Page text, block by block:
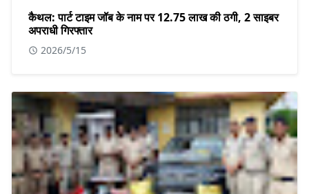
कैथल: पार्ट टाइम जॉब के नाम पर 12.75 लाख की ठगी, 2 साइबर
अपराधी गिरफ्तार
2026/5/15